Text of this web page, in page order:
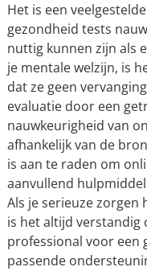
Het is een
gezondheid tests
nuttig kunnen zijn als
je mentale welzijn, is
dat ze geen
evaluatie door een
nauwkeurigheid van
afhankelijk van de
is aan te raden om
aanvullend
Als je serieuze zorgen
is het altijd verstandig
professional voor een
passende